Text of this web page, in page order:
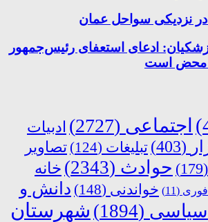
در نزدیکی سواحل عمان
ادعای استعفای رئیس‌جمهور
محض است
اجتماعی (2727)
ادبیات
(403) تبلیغات (124)
تصاویر
(179) حوادث (2343)
خانه
(11) خواندنی (148)
دانش و
سیاسی (1894)
شهرستان